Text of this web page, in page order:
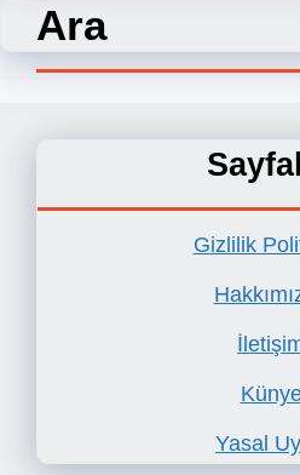
Ara
Gizlilik
Yasal